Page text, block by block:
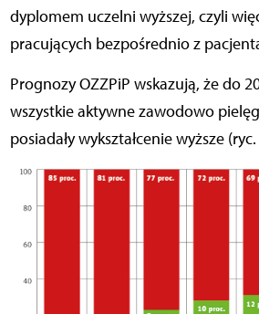
dyplomem uczelni wyższej, czyli
pracujących bezpośrednio z
Prognozy OZZPiP wskazują, że do
wszystkie aktywne zawodowo
posiadały wykształcenie wyższe